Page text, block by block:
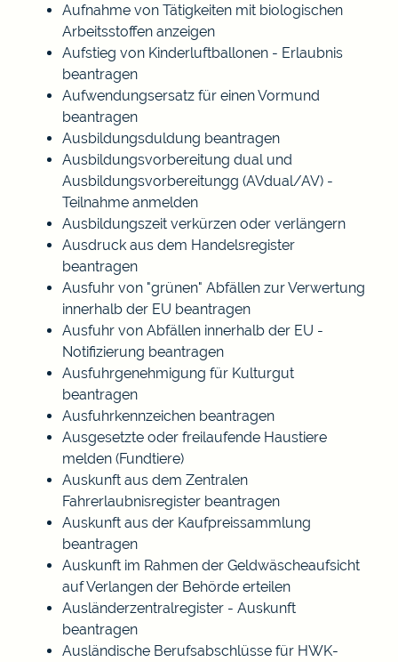
Aufnahme von Tätigkeiten mit biologischen
Arbeitsstoffen anzeigen
Aufstieg von Kinderluftballonen - Erlaubnis
beantragen
Aufwendungsersatz für einen Vormund
beantragen
Ausbildungsduldung beantragen
Ausbildungsvorbereitung dual und
Ausbildungsvorbereitungg (AVdual/AV) -
Teilnahme anmelden
Ausbildungszeit verkürzen oder verlängern
Ausdruck aus dem Handelsregister
beantragen
Ausfuhr von "grünen" Abfällen zur Verwertung
innerhalb der EU beantragen
Ausfuhr von Abfällen innerhalb der EU -
Notifizierung beantragen
Ausfuhrgenehmigung für Kulturgut
beantragen
Ausfuhrkennzeichen beantragen
Ausgesetzte oder freilaufende Haustiere
melden (Fundtiere)
Auskunft aus dem Zentralen
Fahrerlaubnisregister beantragen
Auskunft aus der Kaufpreissammlung
beantragen
Auskunft im Rahmen der Geldwäscheaufsicht
auf Verlangen der Behörde erteilen
Ausländerzentralregister - Auskunft
beantragen
Ausländische Berufsabschlüsse für HWK-